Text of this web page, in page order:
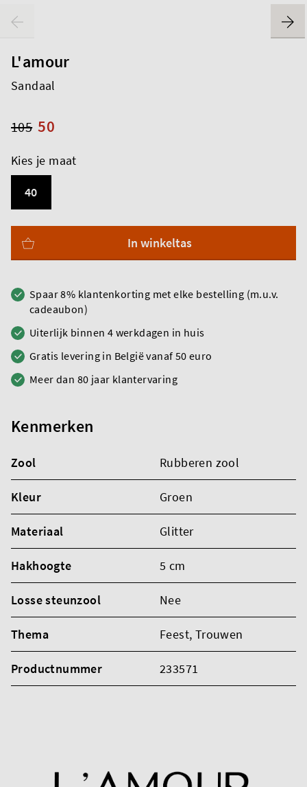
L'amour
Sandaal
50
105
Kies je maat
40
In winkeltas
Spaar 8% klantenkorting met elke bestelling (m.u.v.
cadeaubon)
Uiterlijk binnen 4 werkdagen in huis
Gratis levering in België vanaf 50 euro
Meer dan 80 jaar klantervaring
Kenmerken
Zool Rubberen zool
Kleur Groen
Materiaal Glitter
Hakhoogte 5 cm
Losse steunzool Nee
Thema Feest, Trouwen
Productnummer 233571